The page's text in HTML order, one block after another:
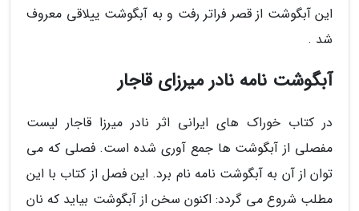
این آبگوشت از قصر فراتر رفت و به آبگوشت ییلاقی معروف
شد .
آبگوشت نامه نادر میرزای قاجار
در کتاب خوراک های ایرانی اثر نادر میرزا قاجار لیست
مفصلی از آبگوشت ها جمع آوری شده است. فصلی که می
توان از آن به آبگوشت نامه نام برد. این فصل از کتاب با این
مطلب شروع می گردد: اکنون سخن از آبگوشت بیاید که نان